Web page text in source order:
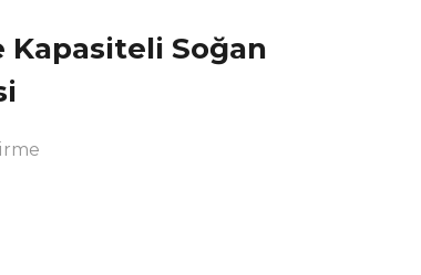
Kapasiteli Soğan